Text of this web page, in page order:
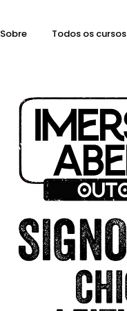
Sobre Todos os cursos